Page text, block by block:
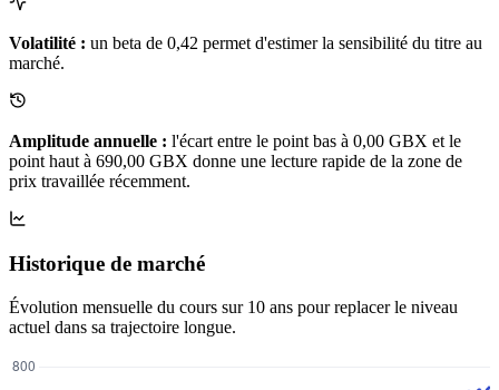
Volatilité : un beta de 0,42 permet d'estimer la sensibilité du titre au
marché.
Amplitude annuelle : l'écart entre le point bas à 0,00 GBX et le
point haut à 690,00 GBX donne une lecture rapide de la zone de
prix travaillée récemment.
Historique de marché
Évolution mensuelle du cours sur 10 ans pour replacer le niveau
actuel dans sa trajectoire longue.